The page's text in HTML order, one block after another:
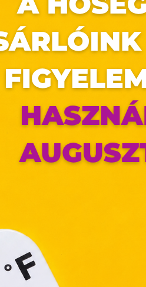
Ez az oldal
Weboldalunkon
fájlok, melyek
weblapoknak, melyek
használatához, és